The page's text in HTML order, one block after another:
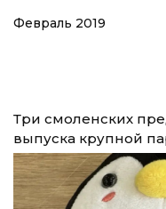
Февраль 2019
Три смоленских
выпуска крупной